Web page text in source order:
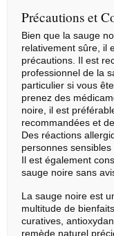
Précautions et
Bien que la sauge
relativement sûre, il
précautions. Il est
professionnel de la
particulier si vous
prenez des
noire, il est
recommandées et
Des réactions
personnes
Il est également
sauge noire sans
La sauge noire est
multitude de
curatives,
remède naturel